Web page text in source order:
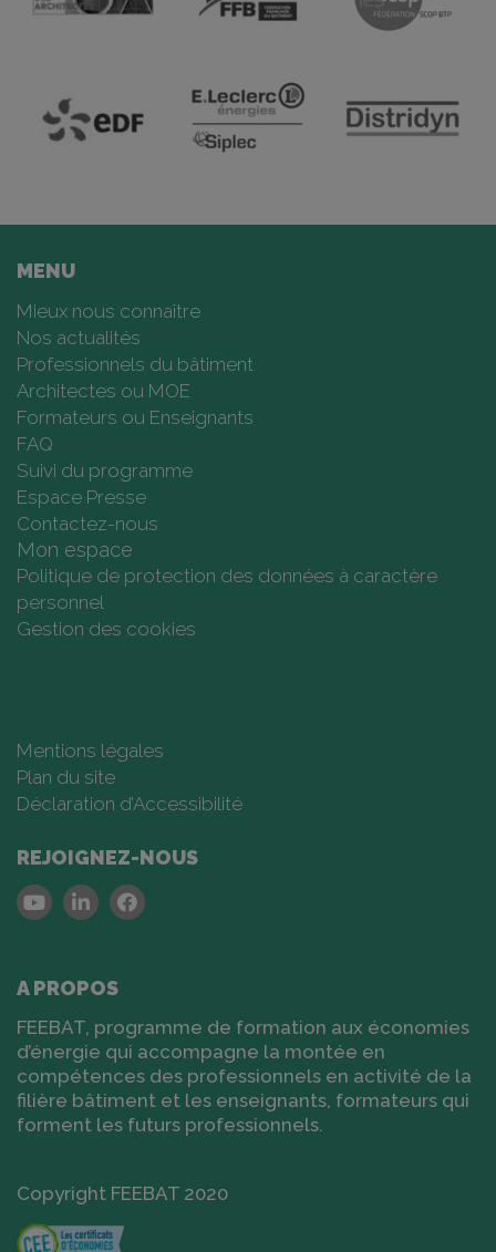
MENU
Mieux nous connaître
Nos actualités
Professionnels du bâtiment
Architectes ou MOE
Formateurs ou Enseignants
FAQ
Suivi du programme
Espace Presse
Contactez-nous
Mon espace
Politique de protection des données à caractère
personnel
Gestion des cookies
Mentions légales
Plan du site
Déclaration d’Accessibilité
REJOIGNEZ-NOUS
YoutubeLinkedinFacebook
A PROPOS
FEEBAT, programme de formation aux économies
d’énergie qui accompagne la montée en
compétences des professionnels en activité de la
filière bâtiment et les enseignants, formateurs qui
forment les futurs professionnels.
Copyright FEEBAT 2020